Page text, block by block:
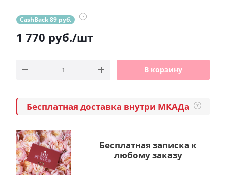
CashBack 89 руб. ?
1 770 руб./шт
В корзину
Бесплатная доставка внутри МКАДа ?
Бесплатная записка к
любому заказу